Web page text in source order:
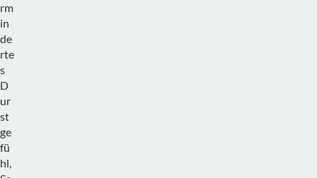
rm
in
de
rte
s
D
ur
st
ge
fü
hl,